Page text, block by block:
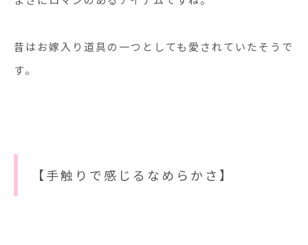
昔はお嫁入り道具の一つとしても愛されていたそうで
す。
【手触りで感じるなめらかさ】